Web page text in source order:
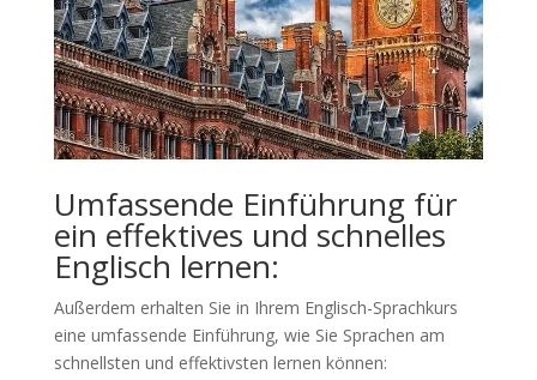
Umfassende Einführung für
ein effektives und schnelles
Englisch lernen:
Außerdem erhalten Sie in Ihrem Englisch-Sprachkurs
eine umfassende Einführung, wie Sie Sprachen am
schnellsten und effektivsten lernen können: